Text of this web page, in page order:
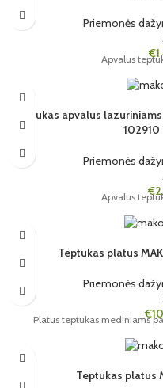
Priemonės
€
Apvalus
Teptukas apvalus
102910
Priemonės
€
Apvalus
Teptukas platus
Priemonės
€
Platus teptukas mediniams
Teptukas platus